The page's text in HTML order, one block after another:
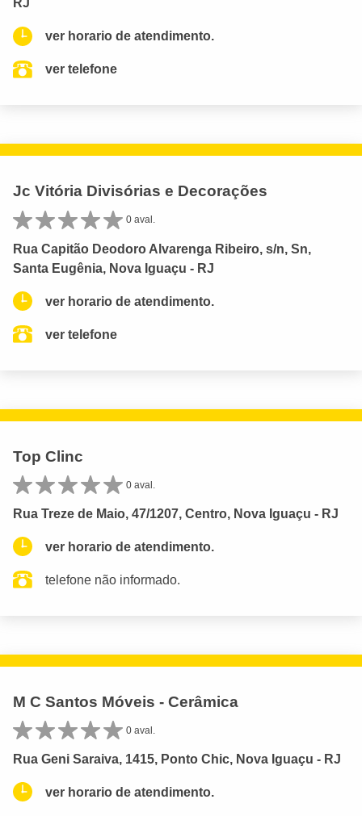
RJ
ver horario de atendimento.
ver telefone
Jc Vitória Divisórias e Decorações
0 aval.
Rua Capitão Deodoro Alvarenga Ribeiro, s/n, Sn,
Santa Eugênia, Nova Iguaçu - RJ
ver horario de atendimento.
ver telefone
Top Clinc
0 aval.
Rua Treze de Maio, 47/1207, Centro, Nova Iguaçu - RJ
ver horario de atendimento.
telefone não informado.
M C Santos Móveis - Cerâmica
0 aval.
Rua Geni Saraiva, 1415, Ponto Chic, Nova Iguaçu - RJ
ver horario de atendimento.